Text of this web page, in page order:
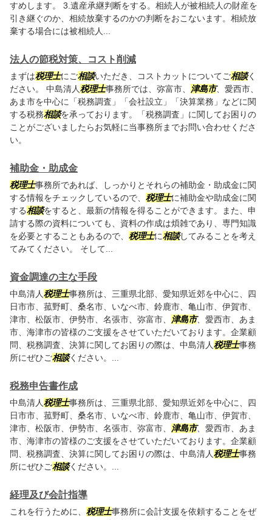
すめします。 3.遺産承継判断をする。相続人が被相続人の財産を
引き継ぐのか、相続放棄するのかの判断をおこないます。相続放
棄する場合には被相続人...
法人の節税対策、コスト削減
まずは税理士にご相談いただき、コストカットについてご相談く
ださい。 中島清人税理士事務所では、弥富市、 津島市、愛西市、
あま市を中心に「税務調査」「会社設立」「決算業務」などに関
する税務相談を承っております。「税務調査」に関してお困りの
ことがございましたらお気軽に当事務所までお問い合わせくださ
い。
補助金・助成金
税理士事務所であれば、しっかりとそれらの補助金・助成金に関
する情報をチェックしているので、 税理士に補助金や助成金に関
する相談をすると、最新の情報を得ることができます。また、申
請する際の資料についても、資料の作成は煩雑であり、専門知識
を必要とすることもあるので、 税理士に相談してみることを考え
てみてください。 そして...
資金調達の主な手段
中島清人税理士事務所は、三重県北部、愛知県近郊を中心に、四
日市市、菰野町、桑名市、いなべ市、鈴鹿市、亀山市、伊賀市、
津市、松阪市、伊勢市、名張市、弥富市、 津島市、愛西市、あま
市、海津市の皆様のご支援をさせていただいております。企業顧
問、税務調査、決算に関してお困りの際は、中島清人税理士事務
所にぜひご相談ください。...
税務申告書作成
中島清人税理士事務所は、三重県北部、愛知県近郊を中心に、四
日市市、菰野町、桑名市、いなべ市、鈴鹿市、亀山市、伊賀市、
津市、松阪市、伊勢市、名張市、弥富市、 津島市、愛西市、あま
市、海津市の皆様のご支援をさせていただいております。企業顧
問、税務調査、決算に関してお困りの際は、中島清人税理士事務
所にぜひご相談ください。...
経理及び会計指導
これを行うために、 税理士事務所に会計支援を依頼することをぜ